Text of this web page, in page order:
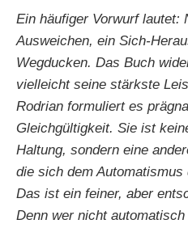
Ein häufiger Vorwurf lautet:
Ausweichen, ein Sich-
Wegducken. Das Buch
vielleicht seine stärkste
Rodrian formuliert es
Gleichgültigkeit. Sie ist
Haltung, sondern eine
die sich dem
Das ist ein feiner, aber
Denn wer nicht